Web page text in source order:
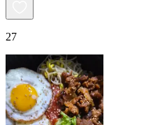
27